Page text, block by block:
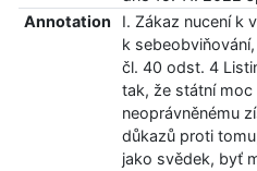
Annotation
I. Zákaz nucení k
k
čl. 40 odst. 4
tak, že státní moc
neoprávněnému
důkazů proti
jako svědek, byť